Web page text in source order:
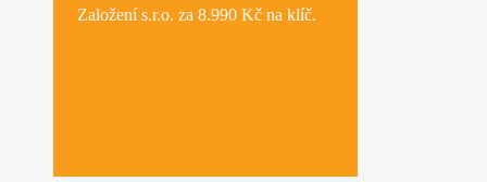
Založení s.r.o. za 8.990 Kč na klíč.